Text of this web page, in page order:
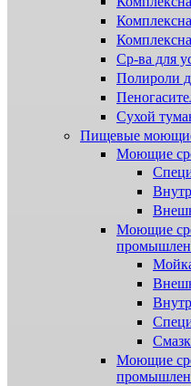
Ср-ва для
Полироли
Сухой
Пищевые моющие
Моющие
Моющие
Моющие